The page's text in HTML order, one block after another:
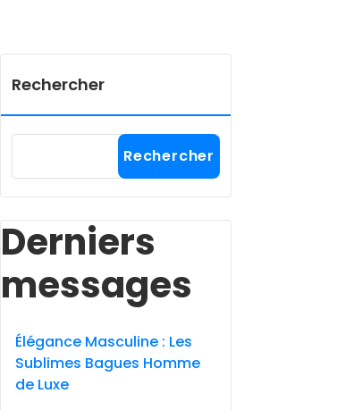
Rechercher
Rechercher
Derniers
messages
Élégance Masculine : Les
Sublimes Bagues Homme
de Luxe